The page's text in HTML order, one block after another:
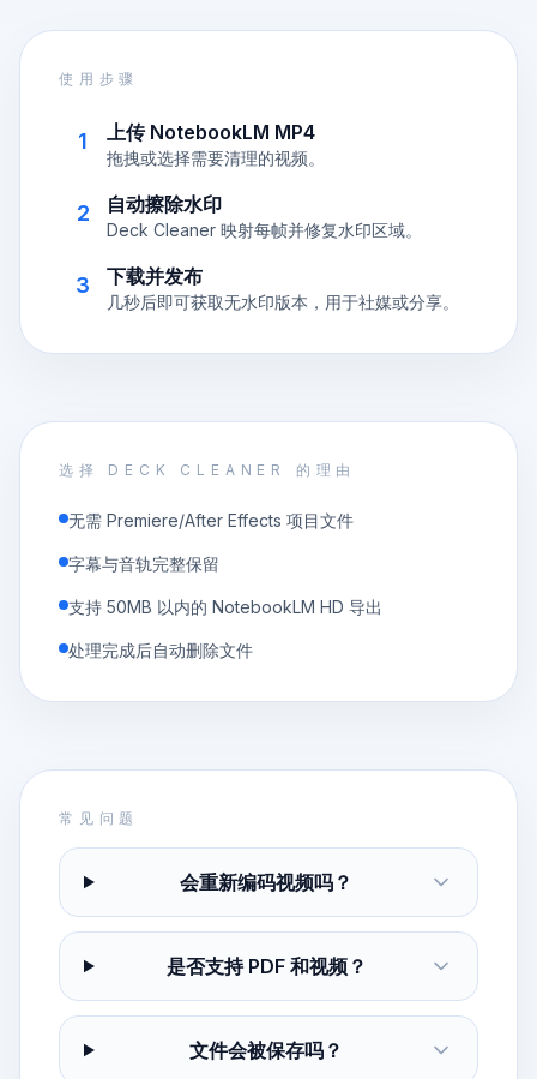
使用步骤
1 上传 NotebookLM MP4
拖拽或选择需要清理的视频。
2 自动擦除水印
Deck Cleaner 映射每帧并修复水印区域。
3 下载并发布
几秒后即可获取无水印版本，用于社媒或分享。
选择 DECK CLEANER 的理由
无需 Premiere/After Effects 项目文件
字幕与音轨完整保留
支持 50MB 以内的 NotebookLM HD 导出
处理完成后自动删除文件
常见问题
会重新编码视频吗？
是否支持 PDF 和视频？
文件会被保存吗？